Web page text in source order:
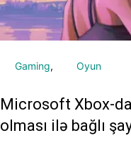
Gaming Oyun
Microsoft Xbox-da
olması ilə bağlı